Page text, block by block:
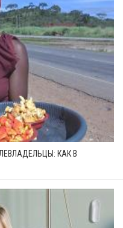
КАК В